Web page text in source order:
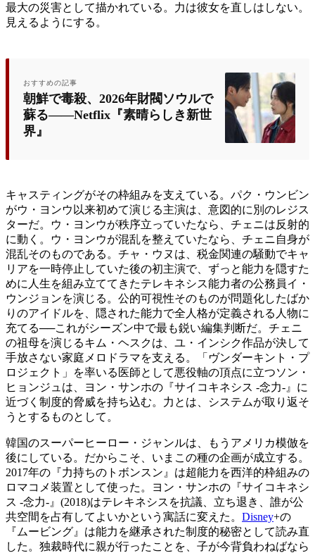
最大の災害として描かれている。力は彼女を直しはしない。
見えるようにする。
おすすめの記事
朝鮮で毒殺、2026年財閥ソウルで
蘇る——Netflix『素晴らしき新世
界』
キャスティングがその枠組みを支えている。パク・ウンビン
がウ・ヨンウ以来初めて演じる主演は、意図的に別のレジス
ターだ。ウ・ヨンウが秩序立っていたなら、チェニは反射的
に動く。ウ・ヨンウが混乱を整えていたなら、チェニ自身が
混乱そのものである。チャ・ウヌは、税金関連の騒動でキャ
リアを一時停止していた後の初主演で、ずっと能力を隠すた
めに人生を組み立ててきたテレキネシス能力者の公務員イ・
ウンジョンを演じる。公的可視性そのものが問題化したばか
りのアイドルを、隠された能力で全人格が定義される人物に
充てる──これがシーズン中で最も鋭い編集判断だ。チェニ
の祖母を演じるキム・ヘスクは、ユ・インシク作品が決して
手放さない家庭メロドラマを支える。「ヴンダーキント・プ
ロジェクト」を率いる医師として悪役軸の頂点に立つソン・
ヒョンジュは、ヨン・サンホの『サイコキネシス -念力-』に
近づく制度的脅威を持ち込む。力とは、システムが取り返そ
うとするものとして。
韓国のスーパーヒーロー・ジャンルは、もうアメリカ模倣を
後にしている。だからこそ、いまこの種の企画が成立する。
2017年の『力持ちのトボンスン』は超能力を西洋的枠組みの
ロマコメ装置として使った。ヨン・サンホの『サイコキネシ
ス -念力-』(2018)はテレキネシスを抗議、立ち退き、誰が公
共空間を占有してよいかという寓話に変えた。 Disney+の
『ムービング』は能力を継承された制度的秘密として読み直
した。独裁時代に親が行ったことを、子が今背負わねばなら